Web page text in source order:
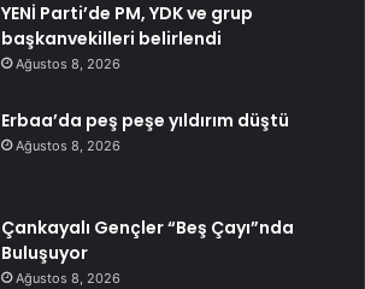
YENİ Parti’de PM, YDK ve grup
başkanvekilleri belirlendi
Ağustos 8, 2026
Erbaa’da peş peşe yıldırım düştü
Ağustos 8, 2026
Çankayalı Gençler “Beş Çayı”nda
Buluşuyor
Ağustos 8, 2026